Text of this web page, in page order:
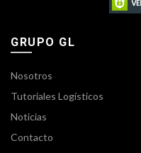
GRUPO GL
Nosotros
Tutoriales Logísticos
Noticias
Contacto